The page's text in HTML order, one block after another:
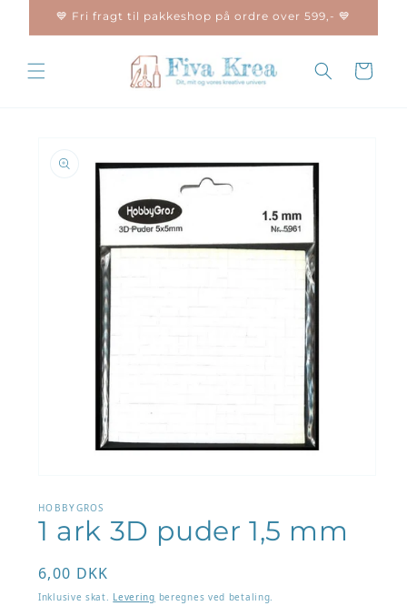
Gå til💙 Fri fragt til pakkeshop på ordre over 599,- 💙
Indkøbskurv
produktoplysninger
1
i
modus
HOBBYGROS
1 ark 3D puder 1,5 mm
Normalpris
6,00 DKK
Inklusive skat. Levering beregnes ved betaling.